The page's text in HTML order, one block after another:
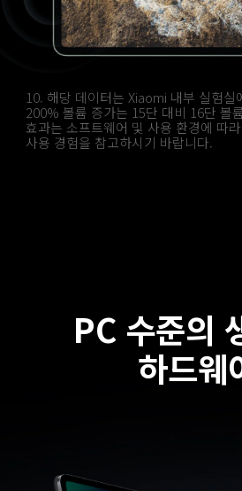
10. 해당 데이터는 Xiaomi 내부 실험실
200% 볼륨 증가는 15단 대비 16단 볼
효과는 소프트웨어 및 사용 환경에 따
사용 경험을 참고하시기 바랍니다.
PC 수준의
하드웨